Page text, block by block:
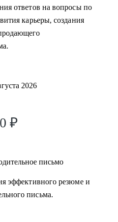
директор
по продажам
развитию
доктор, который
и вылечить» проблемы в
развития: выявить сильные
и актуальное решение, а
ответов на вопросы по
карьеры, создания
2026
₽
письмо
эффективного резюме и
письма.